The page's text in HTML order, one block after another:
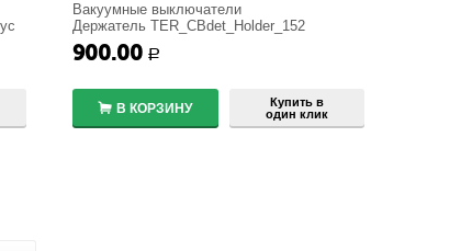
Вакуумные выключатели
Держатель TER_CBdet_Holder_152
900.00 Р
В КОРЗИНУ
Купить в
один клик